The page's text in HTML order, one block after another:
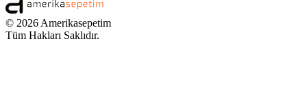
© 2026 Amerikasepetim
Tüm Hakları Saklıdır.